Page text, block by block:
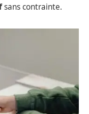
sans contrainte.